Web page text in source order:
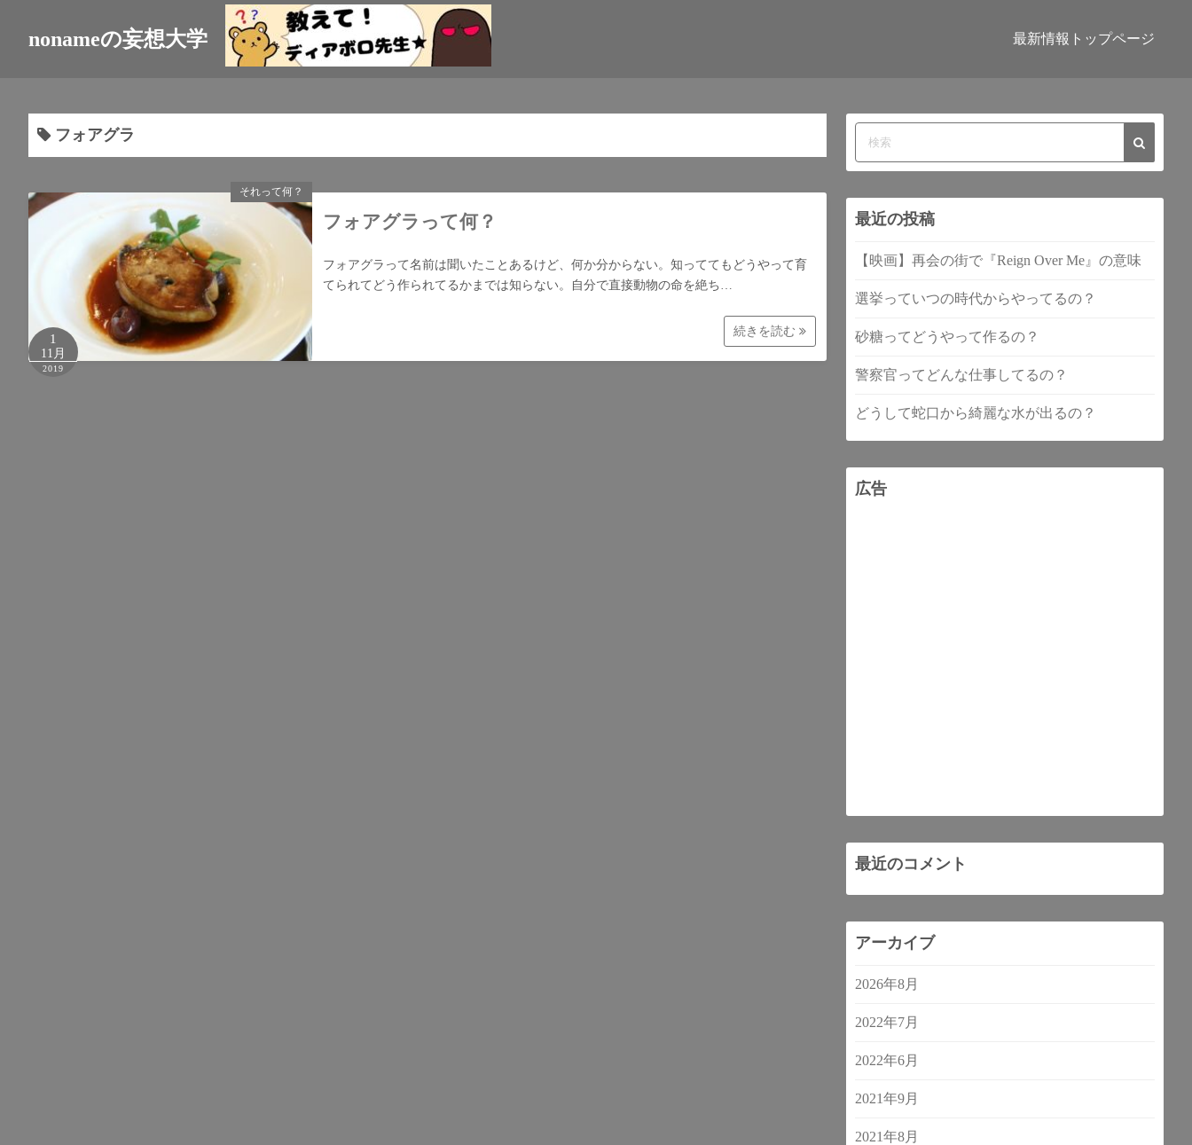
nonameの妄想大学 最新情報トップページ
フォアグラ
それって何？
1
11月
2019
フォアグラって何？
フォアグラって名前は聞いたことあるけど、何か分からない。知っててもどうやって育
てられてどう作られてるかまでは知らない。自分で直接動物の命を絶ち…
続きを読む
最近の投稿
【映画】再会の街で『Reign Over Me』の意味
選挙っていつの時代からやってるの？
砂糖ってどうやって作るの？
警察官ってどんな仕事してるの？
どうして蛇口から綺麗な水が出るの？
広告
最近のコメント
アーカイブ
2026年8月
2022年7月
2022年6月
2021年9月
2021年8月